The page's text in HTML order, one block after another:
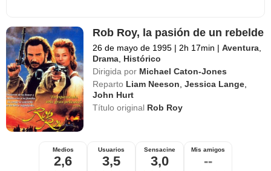
Rob Roy, la pasión de un rebelde
26 de mayo de 1995 | 2h 17min | Aventura
Drama Histórico
Dirigida por Michael Caton-Jones
Reparto Liam Neeson ,Jessica Lange
John Hurt
Título original Rob Roy
Medios
2,6
Usuarios
3,5
Sensacine
3,0
Mis amigos
--